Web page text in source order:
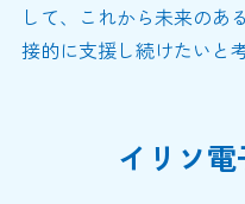
して、これから未来のあ
接的に支援し続けたいと
イリソ